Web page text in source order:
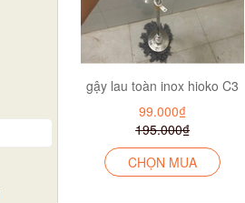
gậy lau toàn inox hioko C3
99.000₫
195.000₫
CHỌN MUA